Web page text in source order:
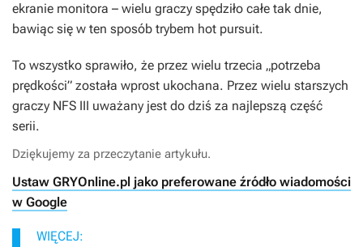
ekranie monitora – wielu graczy spędziło całe tak dnie,
bawiąc się w ten sposób trybem hot pursuit.
To wszystko sprawiło, że przez wielu trzecia „potrzeba
prędkości” została wprost ukochana. Przez wielu starszych
graczy NFS III uważany jest do dziś za najlepszą część
serii.
Dziękujemy za przeczytanie artykułu.
Ustaw GRYOnline.pl jako preferowane źródło wiadomości
w Google
WIĘCEJ: